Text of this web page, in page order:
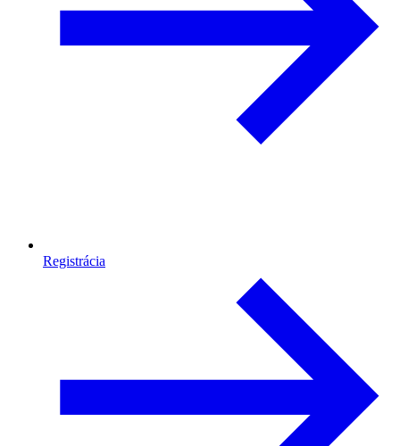
Registrácia